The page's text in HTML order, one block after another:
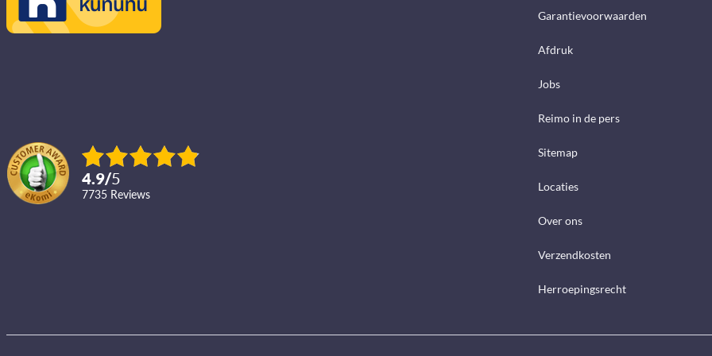
4.9/5
7735 reviews
Garantievoorwaarden
Afdruk
Jobs
Reimo in de pers
Sitemap
Locaties
Over ons
Verzendkosten
Herroepingsrecht